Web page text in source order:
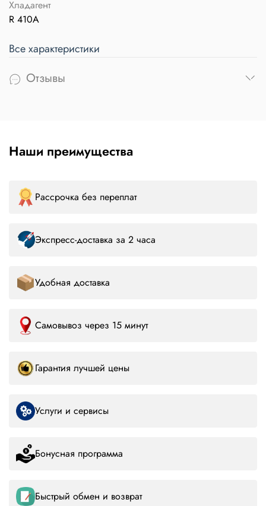
Хладагент
R 410A
Все характеристики
Отзывы
Наши преимущества
Рассрочка без переплат
Экспресс-доставка за 2 часа
Удобная доставка
Самовывоз через 15 минут
Гарантия лучшей цены
Услуги и сервисы
Бонусная программа
Быстрый обмен и возврат